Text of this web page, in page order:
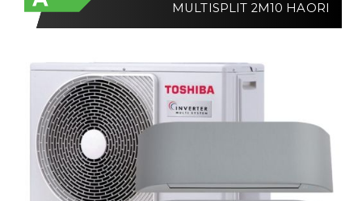
MULTISPLIT 2M10 HAORI